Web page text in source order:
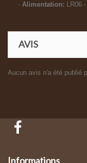
- Alimentation: LR06 -
AVIS
Aucun avis n'a été publié
Informations